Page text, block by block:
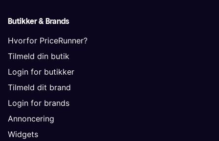
Butikker & Brands
Hvorfor PriceRunner?
Tilmeld din butik
Login for butikker
Tilmeld dit brand
Login for brands
Annoncering
Widgets